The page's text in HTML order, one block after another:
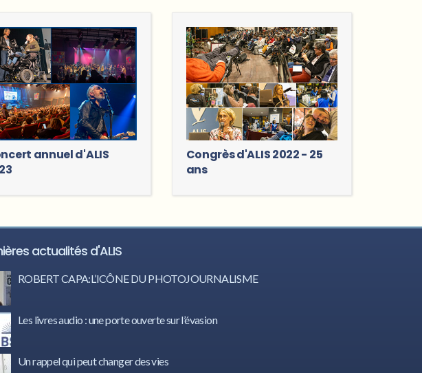
annuel d'ALIS
Congrès d'ALIS 2022 - 25
ans
actualités d'ALIS
ROBERT CAPA:L’ICÔNE DU PHOTOJOURNALISME
Les livres audio : une porte ouverte sur l’évasion
Un rappel qui peut changer des vies